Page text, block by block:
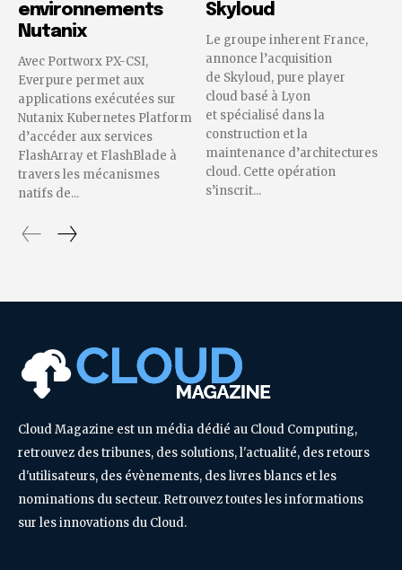
environnements
Nutanix
Avec Portworx PX-CSI,
Everpure permet aux
applications exécutées sur
Nutanix Kubernetes Platform
d’accéder aux services
FlashArray et FlashBlade à
travers les mécanismes
natifs de...
Skyloud
Le groupe inherent France,
annonce l’acquisition
de Skyloud, pure player
cloud basé à Lyon
et spécialisé dans la
construction et la
maintenance d’architectures
cloud. Cette opération
s’inscrit...
Cloud Magazine est un média dédié au Cloud Computing,
retrouvez des tribunes, des solutions, l'actualité, des retours
d'utilisateurs, des évènements, des livres blancs et les
nominations du secteur. Retrouvez toutes les informations
sur les innovations du Cloud.